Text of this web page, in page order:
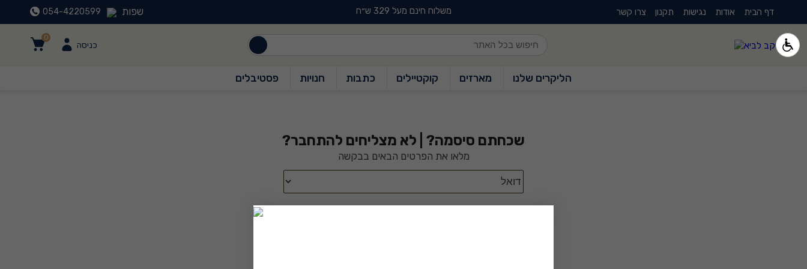
משלוח חינם מעל 329 ש״ח
משלוח חינם מעל 329 ש״ח
דף הבית אודות נגישות תקנון צרו קשר 054-4220599 שפות
0
כניסה
הליקרים שלנו מארזים קוקטיילים כתבות חנויות פסטיבלים
שכחתם סיסמה? | לא מצליחים להתחבר?
מלאו את הפרטים הבאים בבקשה